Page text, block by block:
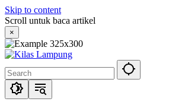
Skip to content
Scroll untuk baca artikel
×